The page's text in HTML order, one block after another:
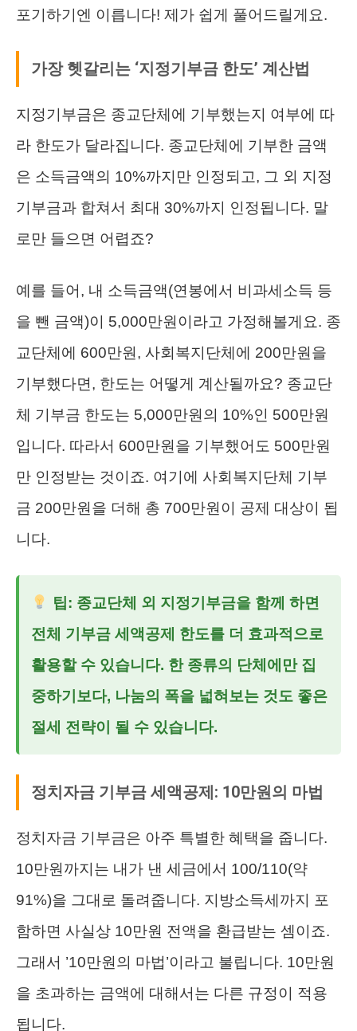
포기하기엔 이릅니다! 제가 쉽게 풀어드릴게요.
가장 헷갈리는 ‘지정기부금 한도’ 계산법
지정기부금은 종교단체에 기부했는지 여부에 따
라 한도가 달라집니다. 종교단체에 기부한 금액
은 소득금액의 10%까지만 인정되고, 그 외 지정
기부금과 합쳐서 최대 30%까지 인정됩니다. 말
로만 들으면 어렵죠?
예를 들어, 내 소득금액(연봉에서 비과세소득 등
을 뺀 금액)이 5,000만원이라고 가정해볼게요. 종
교단체에 600만원, 사회복지단체에 200만원을
기부했다면, 한도는 어떻게 계산될까요? 종교단
체 기부금 한도는 5,000만원의 10%인 500만원
입니다. 따라서 600만원을 기부했어도 500만원
만 인정받는 것이죠. 여기에 사회복지단체 기부
금 200만원을 더해 총 700만원이 공제 대상이 됩
니다.
팁: 종교단체 외 지정기부금을 함께 하면
전체 기부금 세액공제 한도를 더 효과적으로
활용할 수 있습니다. 한 종류의 단체에만 집
중하기보다, 나눔의 폭을 넓혀보는 것도 좋은
절세 전략이 될 수 있습니다.
정치자금 기부금 세액공제: 10만원의 마법
정치자금 기부금은 아주 특별한 혜택을 줍니다.
10만원까지는 내가 낸 세금에서 100/110(약
91%)을 그대로 돌려줍니다. 지방소득세까지 포
함하면 사실상 10만원 전액을 환급받는 셈이죠.
그래서 ’10만원의 마법’이라고 불립니다. 10만원
을 초과하는 금액에 대해서는 다른 규정이 적용
됩니다.